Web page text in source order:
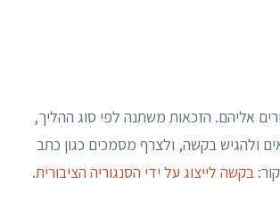
אליהם. הזכאות משתנה לפי סוג ההליך,
ולהגיש בקשה, ולצרף מסמכים כגון כתב
בקשה לייצוג על ידי הסנגוריה הציבורית.